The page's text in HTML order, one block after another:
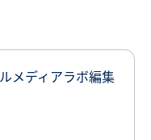
メディアラボ編集